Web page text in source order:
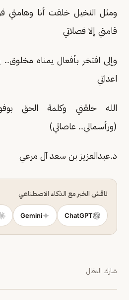
ومثل النخيل خلقت أنا وهامتي
قامتي إلا فصلاتي
وإلى افتخر بأفعال يمناه
اعداتي
الله خلقني وكلمة الحق
(ورأسمالي.. عاصاتي)
د.عبدالعزيز بن سعد آل مرعي
ناقش الخبر مع الذكاء الاصطناعي
ChatGPT
Gemini
شارك المقال